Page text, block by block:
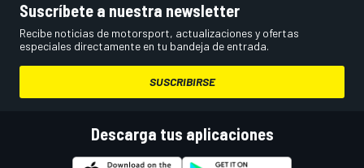
Suscríbete a nuestra newsletter
Recibe noticias de motorsport, actualizaciones y ofertas
especiales directamente en tu bandeja de entrada.
SUSCRIBIRSE
Descarga tus aplicaciones